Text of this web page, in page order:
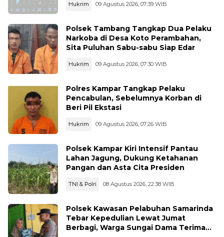
Hukrim 09 Agustus 2026, 07:39 WIB
Polsek Tambang Tangkap Dua Pelaku
Narkoba di Desa Koto Perambahan,
Sita Puluhan Sabu-sabu Siap Edar
Hukrim 09 Agustus 2026, 07:30 WIB
Polres Kampar Tangkap Pelaku
Pencabulan, Sebelumnya Korban di
Beri Pil Ekstasi
Hukrim 09 Agustus 2026, 07:26 WIB
Polsek Kampar Kiri Intensif Pantau
Lahan Jagung, Dukung Ketahanan
Pangan dan Asta Cita Presiden
TNI & Polri 08 Agustus 2026, 22:38 WIB
Polsek Kawasan Pelabuhan Samarinda
Tebar Kepedulian Lewat Jumat
Berbagi, Warga Sungai Dama Terima